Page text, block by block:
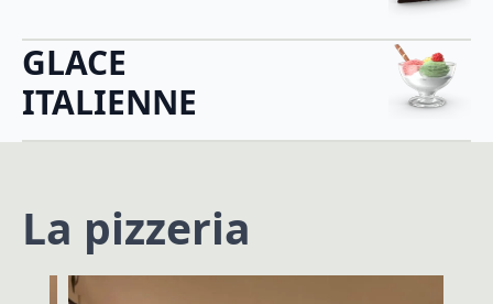
GLACE
ITALIENNE
La pizzeria